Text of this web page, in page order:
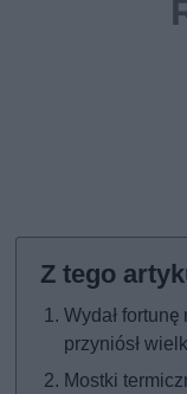
Wydał
przyniósł
Mostki